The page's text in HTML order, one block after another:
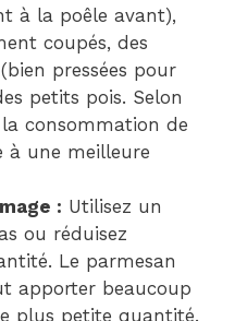
à la poêle avant),
coupés, des
pressées pour
petits pois. Selon
la consommation de
à une meilleure
: Utilisez un
ou réduisez
Le parmesan
apporter beaucoup
plus petite quantité.